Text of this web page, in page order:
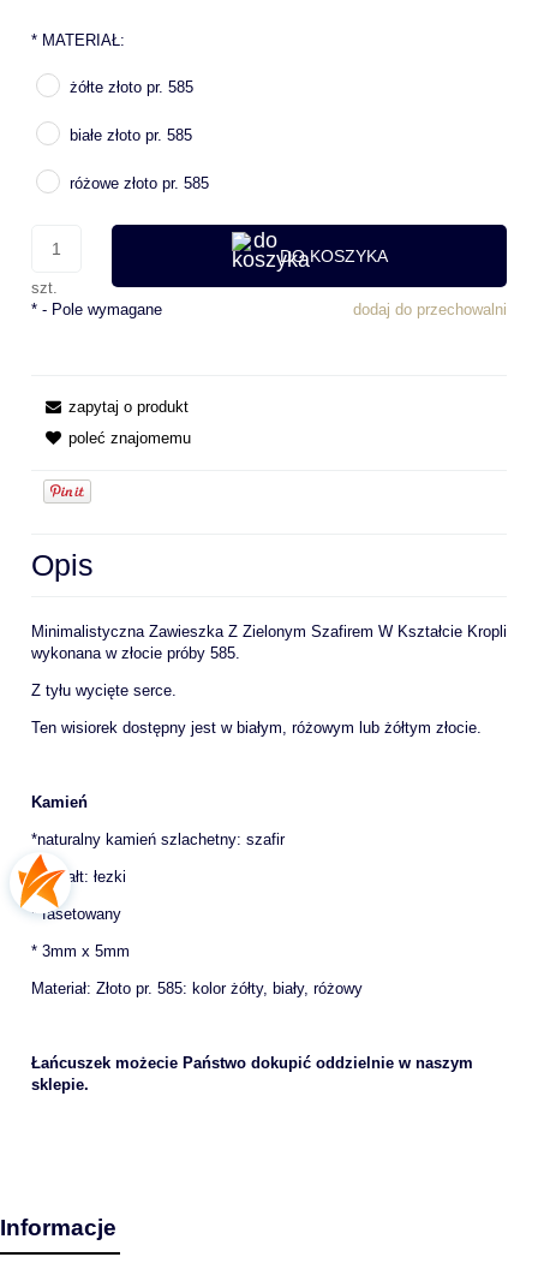
* MATERIAŁ:
żółte złoto pr. 585
białe złoto pr. 585
różowe złoto pr. 585
szt.
DO KOSZYKA
dodaj do przechowalni
* - Pole wymagane
zapytaj o produkt
poleć znajomemu
Opis
Minimalistyczna Zawieszka Z Zielonym Szafirem W Kształcie Kropli
wykonana w złocie próby 585.
Z tyłu wycięte serce.
Ten wisiorek dostępny jest w białym, różowym lub żółtym złocie.
Kamień
*naturalny kamień szlachetny: szafir
*kształt: łezki
* fasetowany
* 3mm x 5mm
Materiał: Złoto pr. 585: kolor żółty, biały, różowy
Łańcuszek możecie Państwo dokupić oddzielnie w naszym
sklepie.
Informacje